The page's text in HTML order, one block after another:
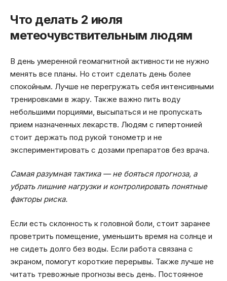
Что делать 2 июля
метеочувствительным людям
В день умеренной геомагнитной активности не нужно
менять все планы. Но стоит сделать день более
спокойным. Лучше не перегружать себя интенсивными
тренировками в жару. Также важно пить воду
небольшими порциями, высыпаться и не пропускать
прием назначенных лекарств. Людям с гипертонией
стоит держать под рукой тонометр и не
экспериментировать с дозами препаратов без врача.
Самая разумная тактика — не бояться прогноза, а
убрать лишние нагрузки и контролировать понятные
факторы риска.
Если есть склонность к головной боли, стоит заранее
проветрить помещение, уменьшить время на солнце и
не сидеть долго без воды. Если работа связана с
экраном, помогут короткие перерывы. Также лучше не
читать тревожные прогнозы весь день. Постоянное